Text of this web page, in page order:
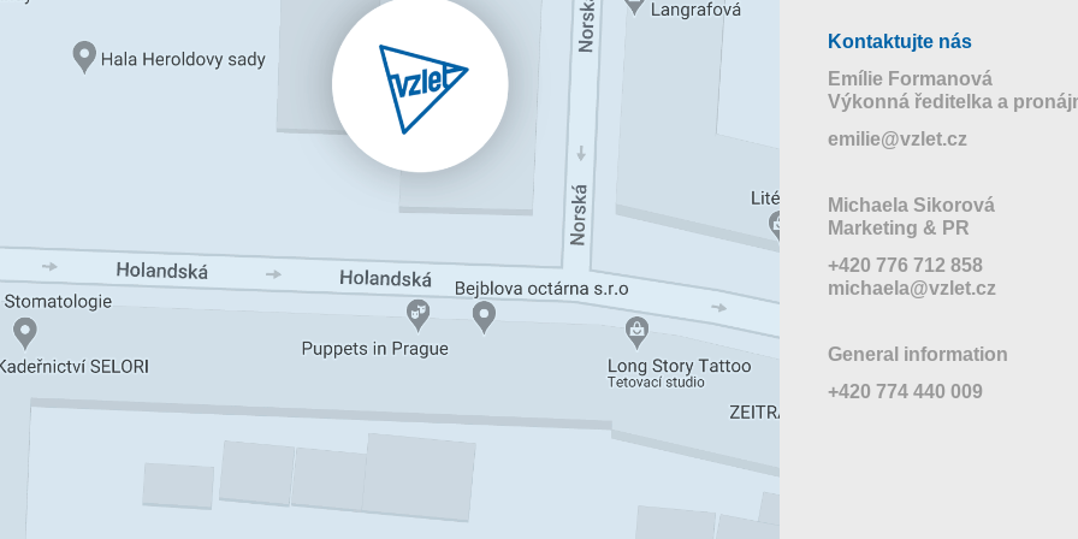
Kontaktujte nás
Emílie Formanová
Výkonná ředitelka a
emilie@vzlet.cz
Michaela Sikorová
Marketing & PR
+420 776 712 858
michaela@vzlet.cz
General information
+420 774 440 009